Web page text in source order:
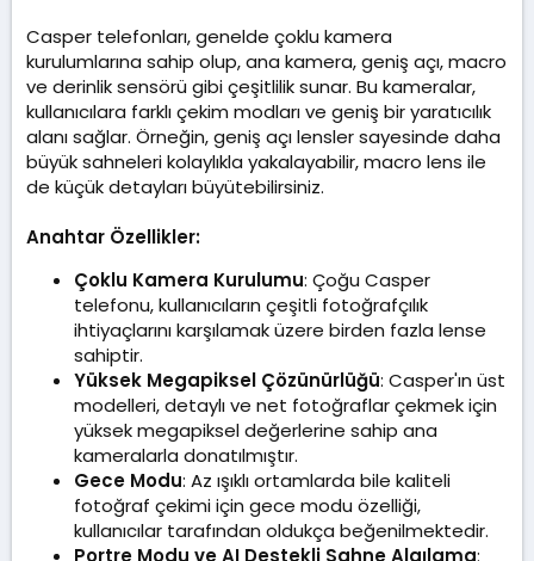
Casper telefonları, genelde çoklu kamera
kurulumlarına sahip olup, ana kamera, geniş açı, macro
ve derinlik sensörü gibi çeşitlilik sunar. Bu kameralar,
kullanıcılara farklı çekim modları ve geniş bir yaratıcılık
alanı sağlar. Örneğin, geniş açı lensler sayesinde daha
büyük sahneleri kolaylıkla yakalayabilir, macro lens ile
de küçük detayları büyütebilirsiniz.
Anahtar Özellikler:
Çoklu Kamera Kurulumu: Çoğu Casper
telefonu, kullanıcıların çeşitli fotoğrafçılık
ihtiyaçlarını karşılamak üzere birden fazla lense
sahiptir.
Yüksek Megapiksel Çözünürlüğü: Casper'ın üst
modelleri, detaylı ve net fotoğraflar çekmek için
yüksek megapiksel değerlerine sahip ana
kameralarla donatılmıştır.
Gece Modu: Az ışıklı ortamlarda bile kaliteli
fotoğraf çekimi için gece modu özelliği,
kullanıcılar tarafından oldukça beğenilmektedir.
Portre Modu ve AI Destekli Sahne Algılama: